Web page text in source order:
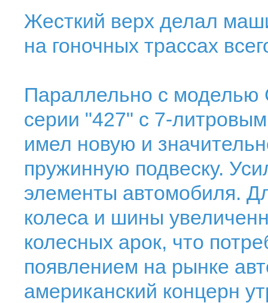
Жесткий верх делал
на гоночных трассах
Параллельно с моделью
серии "427" с 7-
имел новую и
пружинную подвеску.
элементы автомобиля.
колеса и шины
колесных арок, что
появлением на рынке
американский концерн